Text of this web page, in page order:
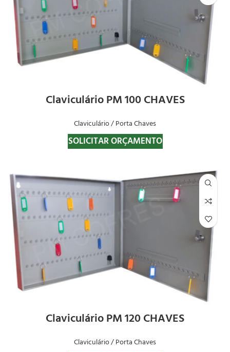
Claviculário PM 100 CHAVES
Claviculário / Porta Chaves
SOLICITAR ORÇAMENTO
Claviculário PM 120 CHAVES
Claviculário / Porta Chaves